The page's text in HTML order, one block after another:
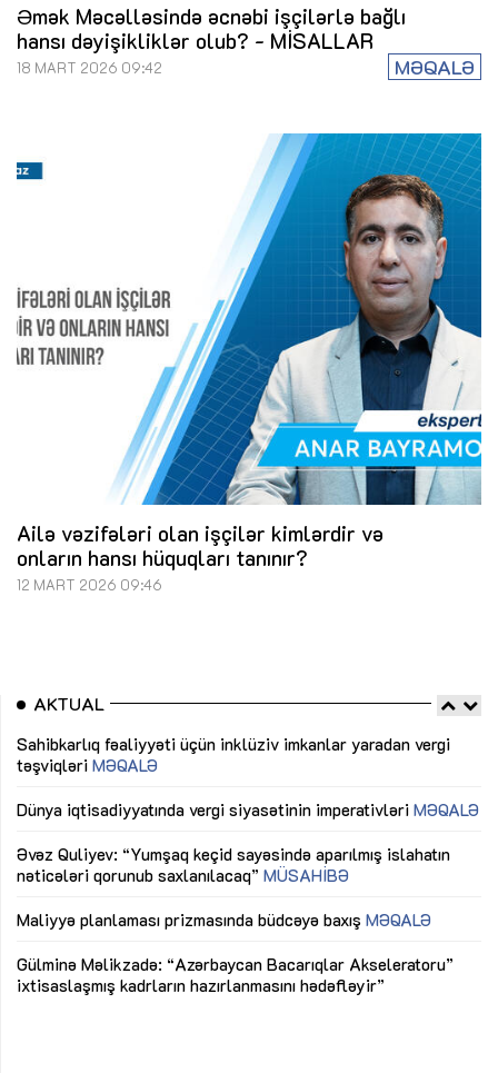
Әmək Məcəlləsində əcnəbi işçilərlə bağlı
hansı dəyişikliklər olub? - MİSALLAR
MƏQALƏ
18 MART 2026 09:42
Ailə vəzifələri olan işçilər kimlərdir və
onların hansı hüquqları tanınır?
12 MART 2026 09:46
AKTUAL
Sahibkarlıq fəaliyyəti üçün inklüziv imkanlar yaradan vergi
təşviqləri MƏQALƏ
Dünya iqtisadiyyatında vergi siyasətinin imperativləri MƏQALƏ
Əvəz Quliyev: “Yumşaq keçid sayəsində aparılmış islahatın
nəticələri qorunub saxlanılacaq” MÜSAHİBƏ
Maliyyə planlaması prizmasında büdcəyə baxış MƏQALƏ
Gülminə Məlikzadə: “Azərbaycan Bacarıqlar Akseleratoru”
ixtisaslaşmış kadrların hazırlanmasını hədəfləyir”